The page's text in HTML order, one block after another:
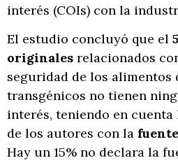
interés (COIs) con la
El estudio concluyó que el
originales relacionados
seguridad de los alimentos
transgénicos no tienen
interés, teniendo en
de los autores con la
Hay un 15% no declara la